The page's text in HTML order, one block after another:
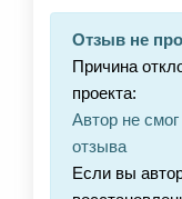
Отличный курс
всем
Отзыв не
Причина
проекта:
Автор не
отзыва
Если вы